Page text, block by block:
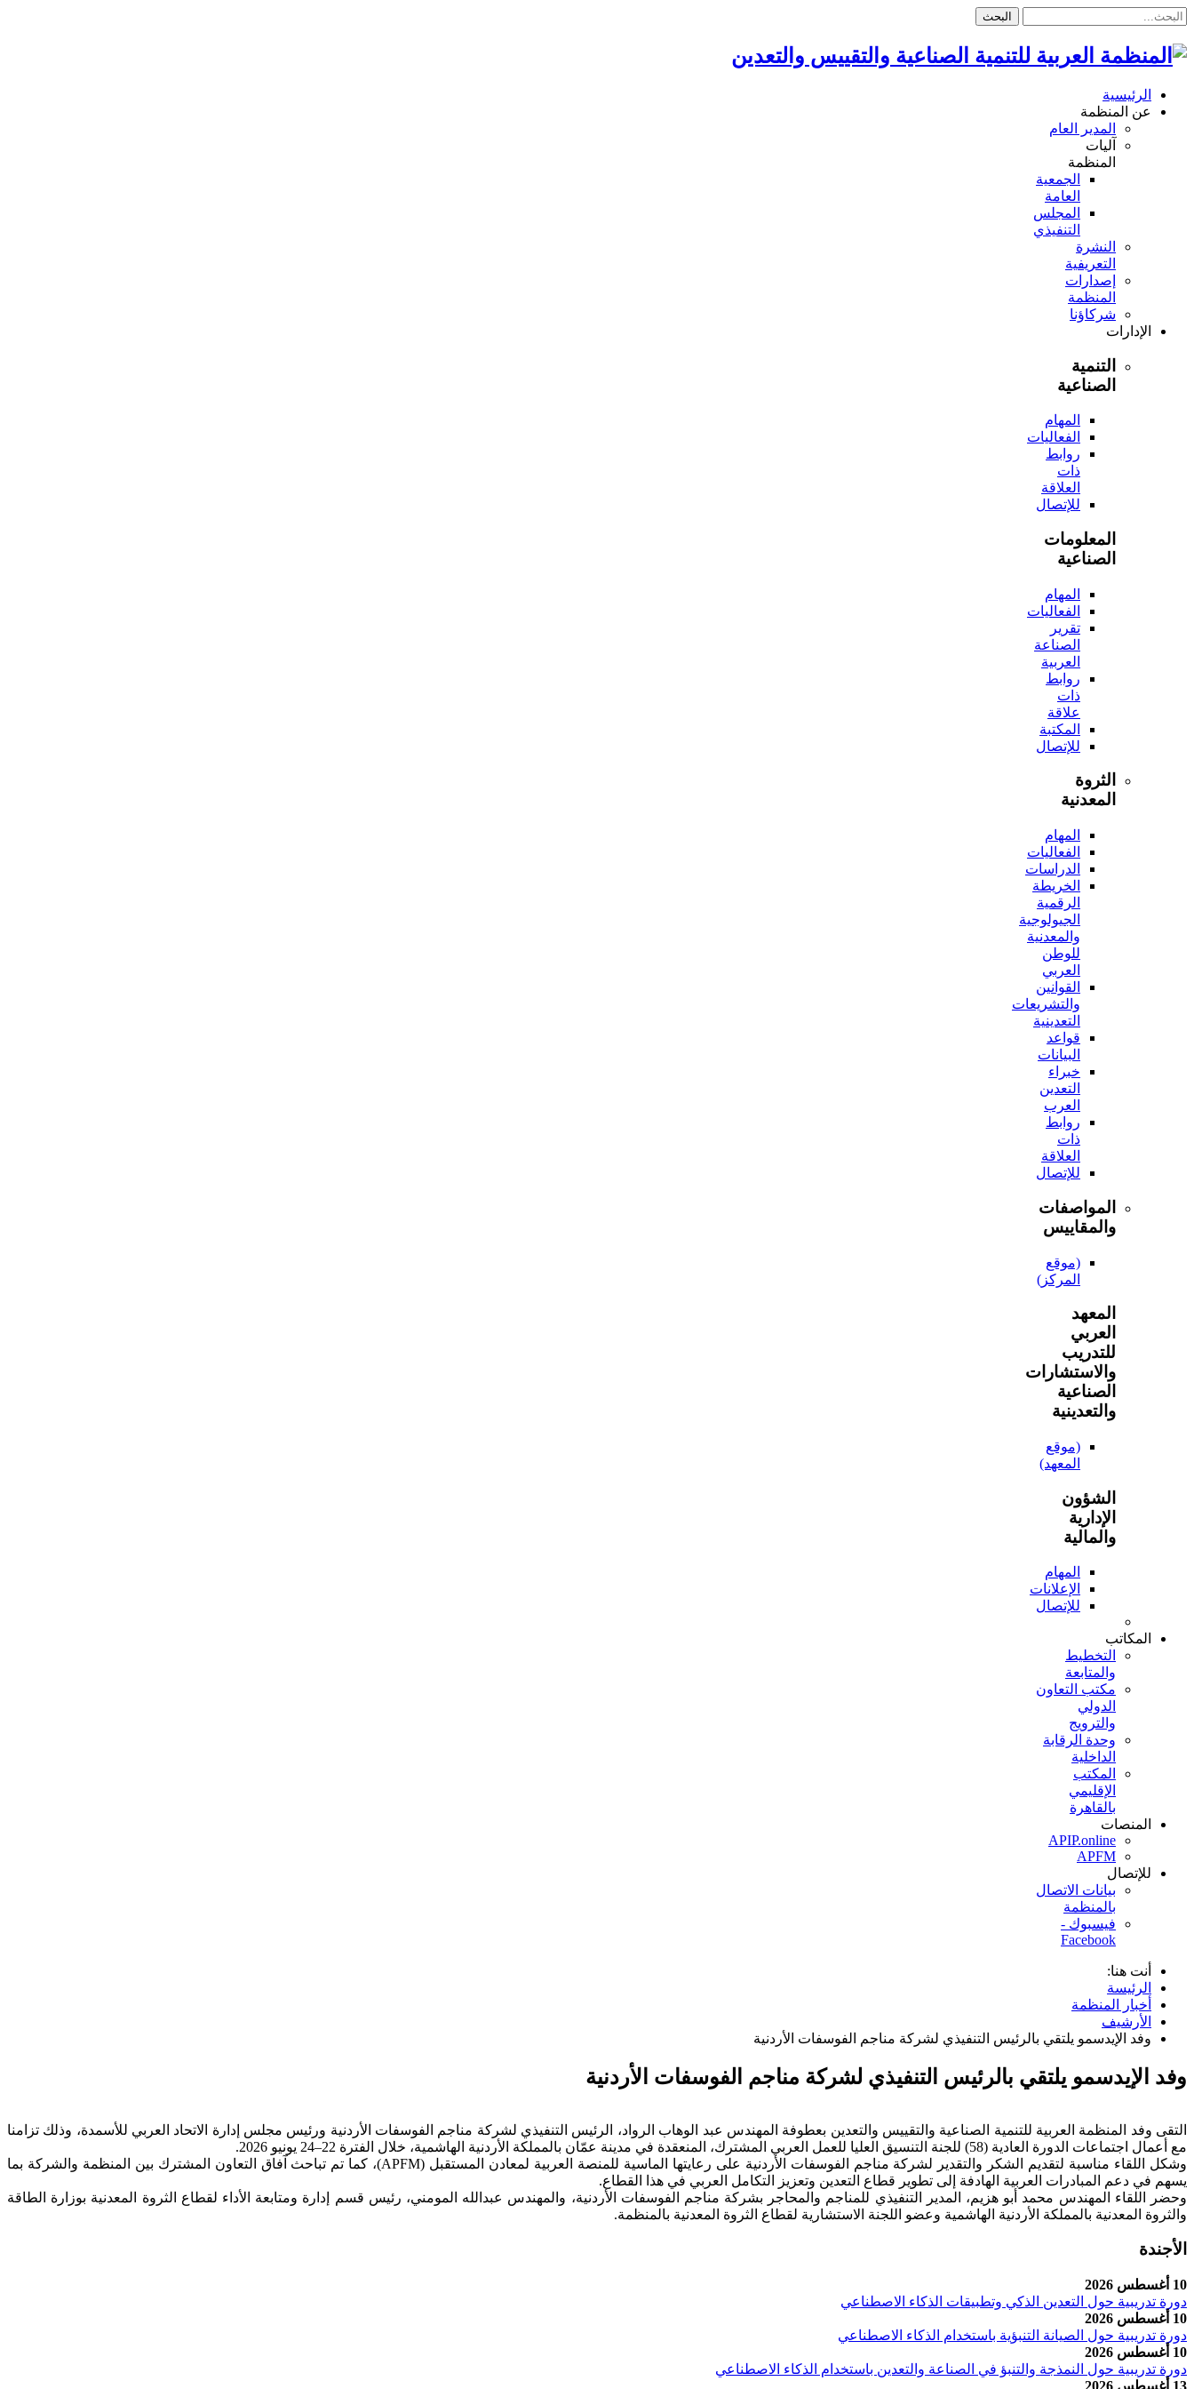
البحث
الرئيسية
عن المنظمة
المدير العام
آليات
المنظمة
الجمعية
العامة
المجلس
التنفيذي
النشرة
التعريفية
إصدارات
المنظمة
شركاؤنا
الإدارات
التنمية
الصناعية
المهام
الفعاليات
روابط
ذات
العلاقة
للإتصال
المعلومات
الصناعية
المهام
الفعاليات
تقرير
الصناعة
العربية
روابط
ذات
علاقة
المكتبة
للإتصال
الثروة
المعدنية
المهام
الفعاليات
الدراسات
الخريطة
الرقمية
الجيولوجية
والمعدنية
للوطن
العربي
القوانين
والتشريعات
التعدينية
قواعد
البيانات
خبراء
التعدين
العرب
روابط
ذات
العلاقة
للإتصال
المواصفات
والمقاييس
(موقع
المركز)
المعهد
العربي
للتدريب
والاستشارات
الصناعية
والتعدينية
(موقع
المعهد)
الشؤون
الإدارية
والمالية
المهام
الإعلانات
للإتصال
المكاتب
التخطيط
والمتابعة
مكتب التعاون
الدولي
والترويج
وحدة الرقابة
الداخلية
المكتب
الإقليمي
بالقاهرة
المنصات
APIP.online
APFM
للإتصال
بيانات الاتصال
بالمنظمة
فيسبوك -
Facebook
أنت هنا:
الرئيسة
أخبار المنظمة
الأرشيف
وفد الإيدسمو يلتقي بالرئيس التنفيذي لشركة مناجم الفوسفات الأردنية
وفد الإيدسمو يلتقي بالرئيس التنفيذي لشركة مناجم الفوسفات الأردنية
التقى وفد المنظمة العربية للتنمية الصناعية والتقييس والتعدين بعطوفة المهندس عبد الوهاب الرواد، الرئيس التنفيذي لشركة مناجم الفوسفات الأردنية ورئيس مجلس إدارة الاتحاد العربي للأسمدة، وذلك تزامنا
مع أعمال اجتماعات الدورة العادية (58) للجنة التنسيق العليا للعمل العربي المشترك، المنعقدة في مدينة عمّان بالمملكة الأردنية الهاشمية، خلال الفترة 22–24 يونيو 2026.
وشكل اللقاء مناسبة لتقديم الشكر والتقدير لشركة مناجم الفوسفات الأردنية على رعايتها الماسية للمنصة العربية لمعادن المستقبل (APFM)، كما تم تباحث آفاق التعاون المشترك بين المنظمة والشركة بما
يسهم في دعم المبادرات العربية الهادفة إلى تطوير قطاع التعدين وتعزيز التكامل العربي في هذا القطاع.
وحضر اللقاء المهندس محمد أبو هزيم، المدير التنفيذي للمناجم والمحاجر بشركة مناجم الفوسفات الأردنية، والمهندس عبدالله المومني، رئيس قسم إدارة ومتابعة الأداء لقطاع الثروة المعدنية بوزارة الطاقة
والثروة المعدنية بالمملكة الأردنية الهاشمية وعضو اللجنة الاستشارية لقطاع الثروة المعدنية بالمنظمة.
الأجندة
10 أغسطس 2026
دورة تدريبية حول التعدين الذكي وتطبيقات الذكاء الاصطناعي
10 أغسطس 2026
دورة تدريبية حول الصيانة التنبؤية باستخدام الذكاء الاصطناعي
10 أغسطس 2026
دورة تدريبية حول النمذجة والتنبؤ في الصناعة والتعدين باستخدام الذكاء الاصطناعي
13 أغسطس 2026